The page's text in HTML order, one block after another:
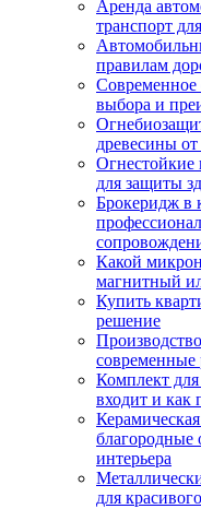
Аренда
транспорт
правилам
Современное
выбора и
древесины
Огнестойкие
для защиты
Брокеридж в
Какой
магнитный
Купить
решение
современные
Комплект
входит и как
благородные
интерьера
для